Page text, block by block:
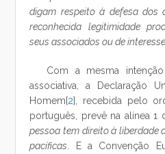
digam respeito à defesa dos
reconhecida legitimidade
seus associados ou de
Com a mesma
associativa, a Declaração
Homem[2], recebida pelo
português, prevê na alínea 1
pessoa tem direito à liberdade
pacíficas . E a Convenção